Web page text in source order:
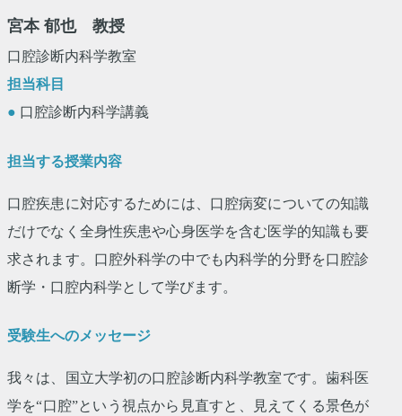
宮本 郁也 教授
口腔診断内科学教室
担当科目
● 口腔診断内科学講義
担当する授業内容
口腔疾患に対応するためには、口腔病変についての知識
だけでなく全身性疾患や心身医学を含む医学的知識も要
求されます。口腔外科学の中でも内科学的分野を口腔診
断学・口腔内科学として学びます。
受験生へのメッセージ
我々は、国立大学初の口腔診断内科学教室です。歯科医
学を“口腔”という視点から見直すと、見えてくる景色が